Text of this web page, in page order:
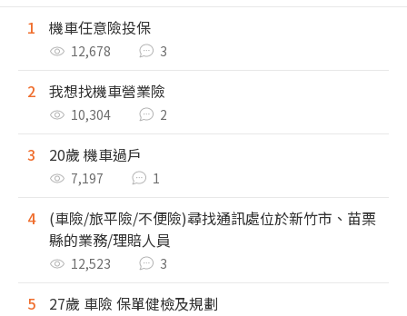
1 機車任意險投保
12,678 3
2 我想找機車營業險
10,304 2
3 20歲 機車過戶
7,197 1
4
(車險/旅平險/不便險)尋找通訊處位於新竹市、苗栗
縣的業務/理賠人員
12,523 3
5 27歲 車險 保單健檢及規劃